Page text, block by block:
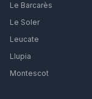
Le Barcarès
Le Soler
Leucate
Llupia
Montescot